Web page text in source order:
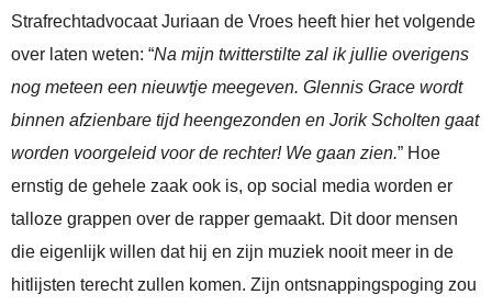
Strafrechtadvocaat Juriaan de Vroes heeft hier het volgende
over laten weten: “Na mijn twitterstilte zal ik jullie overigens
nog meteen een nieuwtje meegeven. Glennis Grace wordt
binnen afzienbare tijd heengezonden en Jorik Scholten gaat
worden voorgeleid voor de rechter! We gaan zien.” Hoe
ernstig de gehele zaak ook is, op social media worden er
talloze grappen over de rapper gemaakt. Dit door mensen
die eigenlijk willen dat hij en zijn muziek nooit meer in de
hitlijsten terecht zullen komen. Zijn ontsnappingspoging zou